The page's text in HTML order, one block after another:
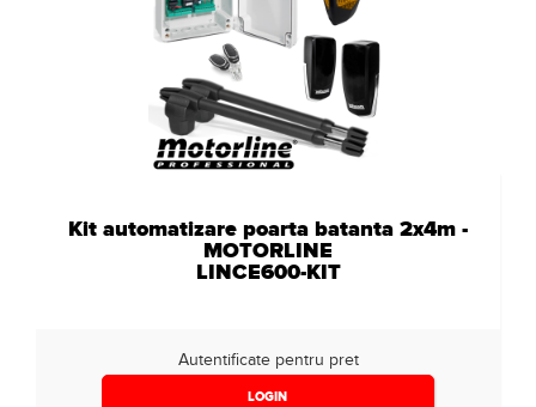
Kit automatizare poarta batanta 2x4m -
MOTORLINE
LINCE600-KIT
Autentificate pentru pret
LOGIN